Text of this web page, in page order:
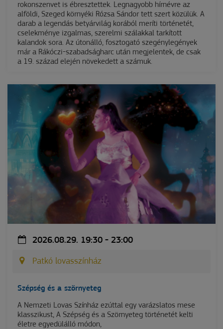
rokonszenvet is ébresztettek. Legnagyobb hírnévre az
alföldi, Szeged környéki Rózsa Sándor tett szert közülük. A
darab a legendás betyárvilág korából meríti történetét,
cselekménye izgalmas, szerelmi szálakkal tarkított
kalandok sora. Az útonálló, fosztogató szegénylegények
már a Rákóczi-szabadságharc után megjelentek, de csak
a 19. század elején növekedett a számuk.
2026.08.29. 19:30 - 23:00
Patkó lovasszínház
Szépség és a szörnyeteg
A Nemzeti Lovas Színház ezúttal egy varázslatos mese
klasszikust, A Szépség és a Szörnyeteg történetét kelti
életre egyedülálló módon,